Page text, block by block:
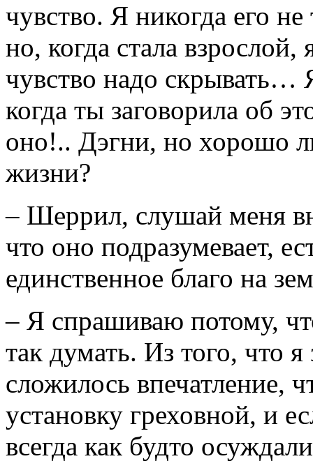
чувство. Я никогда его
но, когда стала взрослой,
чувство надо скрывать…
когда ты заговорила об
оно!.. Дэгни, но хорошо
жизни?
– Шеррил, слушай меня
что оно подразумевает,
единственное благо на
– Я спрашиваю потому,
так думать. Из того, что
сложилось впечатление,
установку греховной, и
всегда как будто